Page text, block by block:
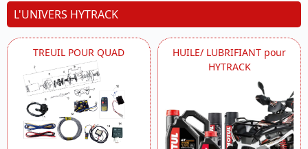
L'UNIVERS HYTRACK
TREUIL POUR QUAD
HUILE/ LUBRIFIANT pour
HYTRACK